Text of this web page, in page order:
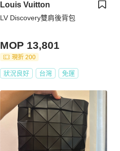
Louis Vuitton
LV Discovery雙肩後背包
MOP 13,801
現折 200
狀況良好 台灣 免運